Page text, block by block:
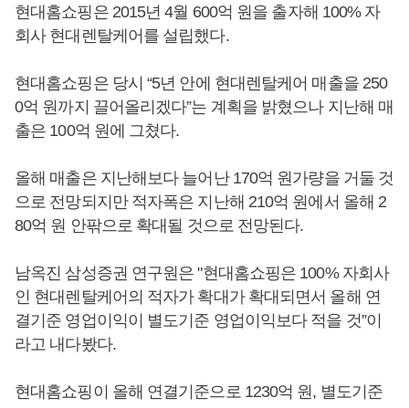
현대홈쇼핑은 2015년 4월 600억 원을 출자해 100% 자
회사 현대렌탈케어를 설립했다.
현대홈쇼핑은 당시 “5년 안에 현대렌탈케어 매출을 250
0억 원까지 끌어올리겠다”는 계획을 밝혔으나 지난해 매
출은 100억 원에 그쳤다.
올해 매출은 지난해보다 늘어난 170억 원가량을 거둘 것
으로 전망되지만 적자폭은 지난해 210억 원에서 올해 2
80억 원 안팎으로 확대될 것으로 전망된다.
남옥진 삼성증권 연구원은 "현대홈쇼핑은 100% 자회사
인 현대렌탈케어의 적자가 확대가 확대되면서 올해 연
결기준 영업이익이 별도기준 영업이익보다 적을 것”이
라고 내다봤다.
현대홈쇼핑이 올해 연결기준으로 1230억 원, 별도기준